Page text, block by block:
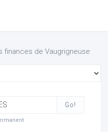
finances de Vaugrigneuse
Go!